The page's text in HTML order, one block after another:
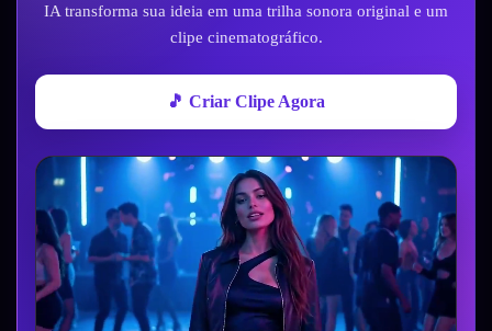
IA transforma sua ideia em uma trilha sonora original e um
clipe cinematográfico.
🎵 Criar Clipe Agora